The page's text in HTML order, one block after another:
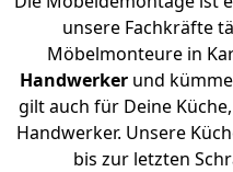
unsere Fachkräfte
Möbelmonteure in
Handwerker und
gilt auch für Deine
Handwerker. Unsere
bis zur letzten